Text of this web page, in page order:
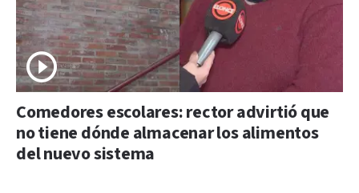
Comedores escolares: rector advirtió que
no tiene dónde almacenar los alimentos
del nuevo sistema